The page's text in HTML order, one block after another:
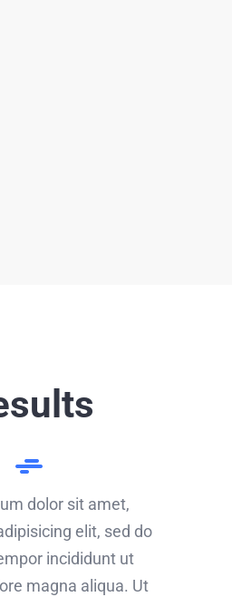
dolor sit amet,
elit, sed do
incididunt ut
magna aliqua. Ut